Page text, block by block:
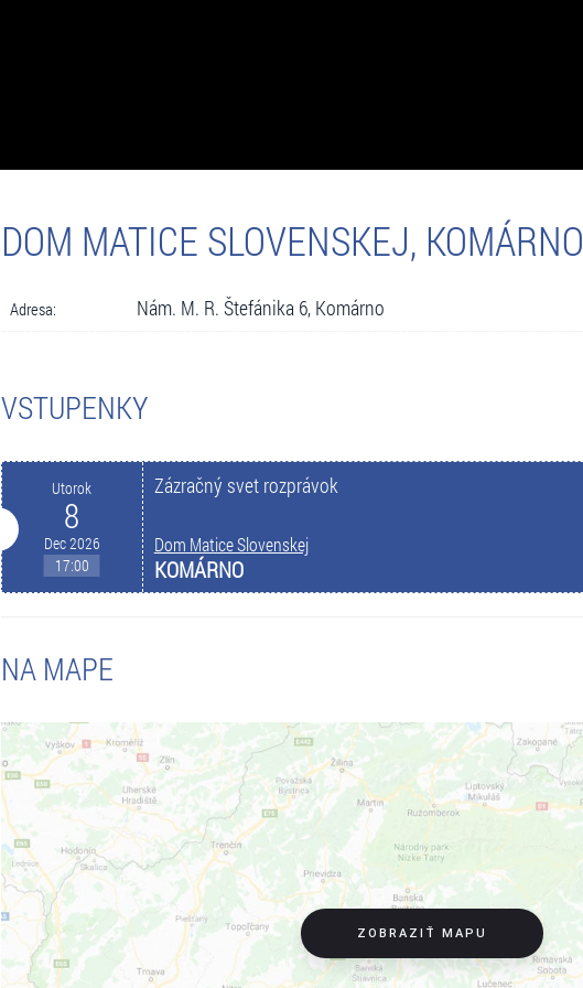
DOM MATICE SLOVENSKEJ, KOMÁRNO
Adresa: Nám. M. R. Štefánika 6, Komárno
VSTUPENKY
Utorok
8
Dec 2026
17:00
Zázračný svet rozprávok
Dom Matice Slovenskej
KOMÁRNO
NA MAPE
ZOBRAZIŤ MAPU